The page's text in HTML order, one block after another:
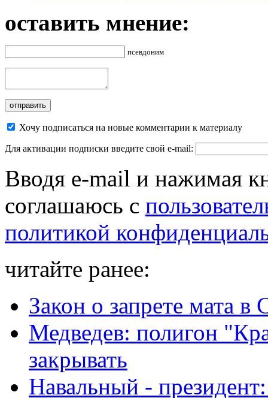
оставить мнение:
псевдоним
Хочу подписаться на новые комментарии к материалу
Для активации подписки введите свой e-mail:
Вводя e-mail и нажимая
соглашаюсь с
политикой
читайте ранее:
Закон о запрете мата
Медведев: полигон
закрывать
Навальный -